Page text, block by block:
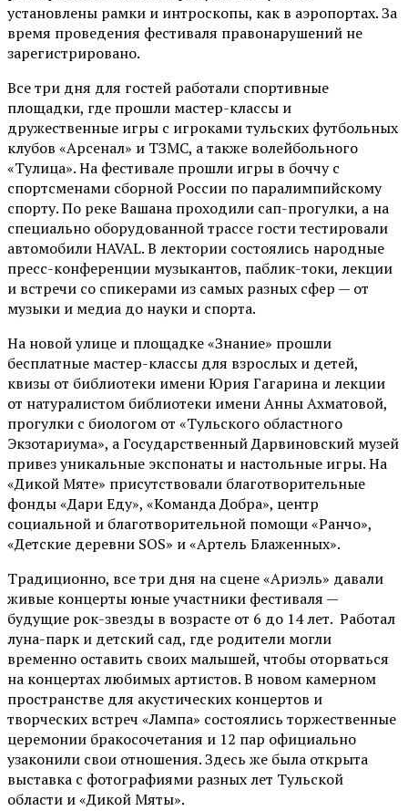
установлены рамки и интроскопы, как в аэропортах. За
время проведения фестиваля правонарушений не
зарегистрировано.
Все три дня для гостей работали спортивные
площадки, где прошли мастер-классы и
дружественные игры с игроками тульских футбольных
клубов «Арсенал» и ТЗМС, а также волейбольного
«Тулица». На фестивале прошли игры в боччу с
спортсменами сборной России по паралимпийскому
спорту. По реке Вашана проходили сап-прогулки, а на
специально оборудованной трассе гости тестировали
автомобили HAVAL. В лектории состоялись народные
пресс-конференции музыкантов, паблик-токи, лекции
и встречи со спикерами из самых разных сфер — от
музыки и медиа до науки и спорта.
На новой улице и площадке «Знание» прошли
бесплатные мастер-классы для взрослых и детей,
квизы от библиотеки имени Юрия Гагарина и лекции
от натуралистом библиотеки имени Анны Ахматовой,
прогулки с биологом от «Тульского областного
Экзотариума», а Государственный Дарвиновский музей
привез уникальные экспонаты и настольные игры. На
«Дикой Мяте» присутствовали благотворительные
фонды «Дари Еду», «Команда Добра», центр
социальной и благотворительной помощи «Ранчо»,
«Детские деревни SOS» и «Артель Блаженных».
Традиционно, все три дня на сцене«Ариэль» давали
живые концерты юные участники фестиваля —
будущие рок-звезды в возрасте от 6 до 14 лет. Работал
луна-парк и детский сад, где родители могли
временно оставить своих малышей, чтобы оторваться
на концертах любимых артистов. В новом камерном
пространстве для акустических концертов и
творческих встреч «Лампа» состоялись торжественные
церемонии бракосочетания и 12 пар официально
узаконили свои отношения. Здесь же была открыта
выставка с фотографиями разных лет Тульской
области и «Дикой Мяты».